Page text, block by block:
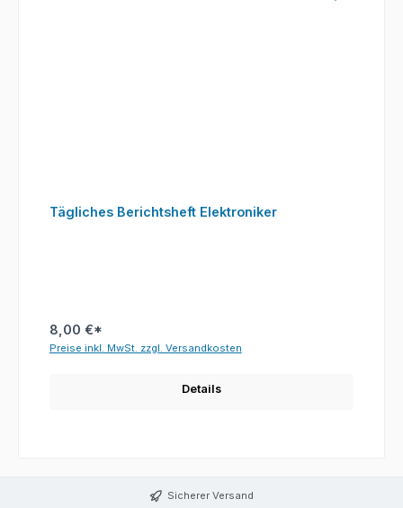
Tägliches Berichtsheft Elektroniker
8,00 €*
Preise inkl. MwSt. zzgl. Versandkosten
Details
Sicherer Versand